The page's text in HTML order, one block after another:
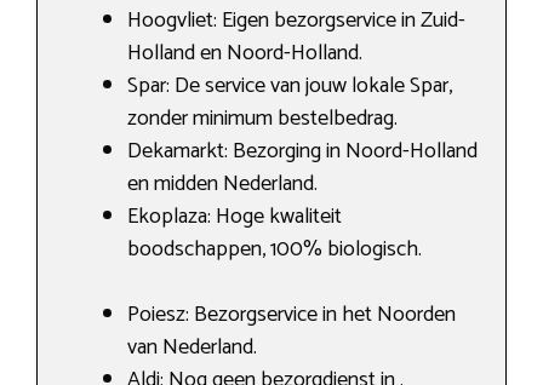
Hoogvliet: Eigen bezorgservice in Zuid-
Holland en Noord-Holland.
Spar: De service van jouw lokale Spar,
zonder minimum bestelbedrag.
Dekamarkt: Bezorging in Noord-Holland
en midden Nederland.
Ekoplaza: Hoge kwaliteit
boodschappen, 100% biologisch.
Poiesz: Bezorgservice in het Noorden
van Nederland.